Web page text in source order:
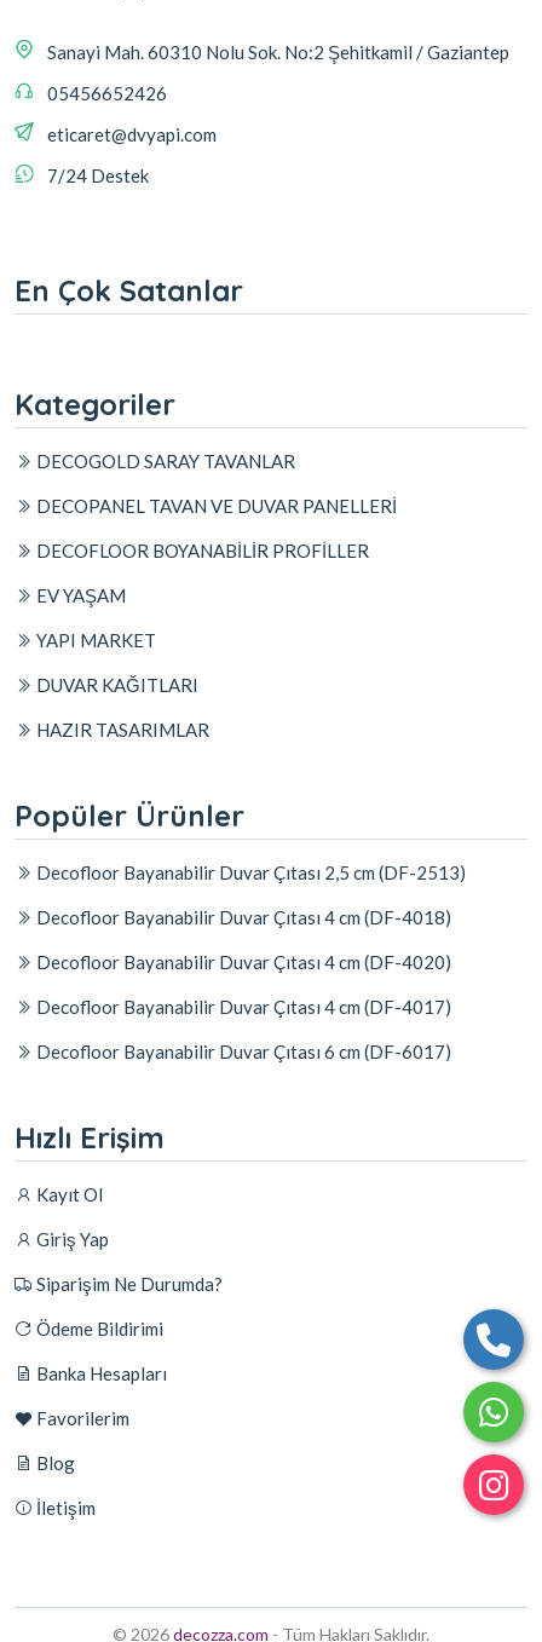
Sanayi Mah. 60310 Nolu Sok. No:2 Şehitkamil / Gaziantep
05456652426
eticaret@dvyapi.com
7/24 Destek
En Çok Satanlar
Kategoriler
DECOGOLD SARAY TAVANLAR
DECOPANEL TAVAN VE DUVAR PANELLERİ
DECOFLOOR BOYANABİLİR PROFİLLER
EV YAŞAM
YAPI MARKET
DUVAR KAĞITLARI
HAZIR TASARIMLAR
Popüler Ürünler
Decofloor Bayanabilir Duvar Çıtası 2,5 cm (DF-2513)
Decofloor Bayanabilir Duvar Çıtası 4 cm (DF-4018)
Decofloor Bayanabilir Duvar Çıtası 4 cm (DF-4020)
Decofloor Bayanabilir Duvar Çıtası 4 cm (DF-4017)
Decofloor Bayanabilir Duvar Çıtası 6 cm (DF-6017)
Hızlı Erişim
Kayıt Ol
Giriş Yap
Siparişim Ne Durumda?
Ödeme Bildirimi
Banka Hesapları
Favorilerim
Blog
İletişim
© 2026decozza.com - Tüm Hakları Saklıdır.